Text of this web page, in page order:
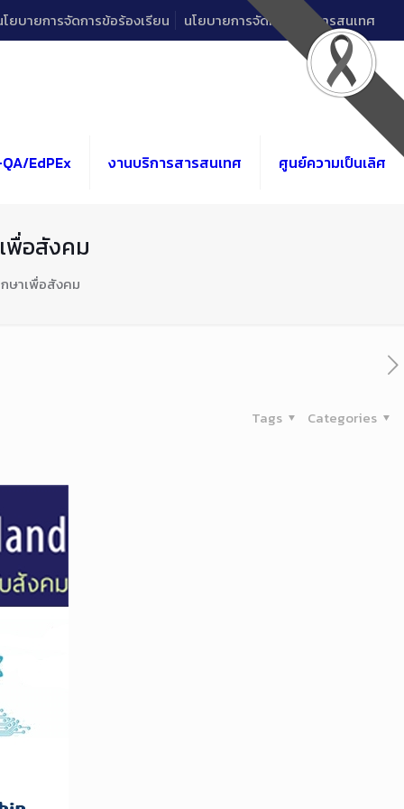
ยบายการจัดการข้อร้องเรียน นโยบายการจัดการด้านสารสนเทศ
EdPEx งานบริการสารสนเทศ ศูนย์ความเป็นเลิศ
พื่อสังคม
ษาเพื่อสังคม
Categories
Tags